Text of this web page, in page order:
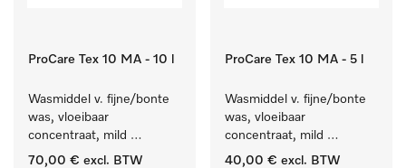
ProCare Tex 10 MA - 10 l
Wasmiddel v. fijne/bonte
was, vloeibaar
concentraat, mild
alkalisch, 10 l voor het
70,00 € excl. BTW
ProCare Tex 10 MA - 5 l
Wasmiddel v. fijne/bonte
was, vloeibaar
concentraat, mild
alkalisch, 5 l voor het
40,00 € excl. BTW